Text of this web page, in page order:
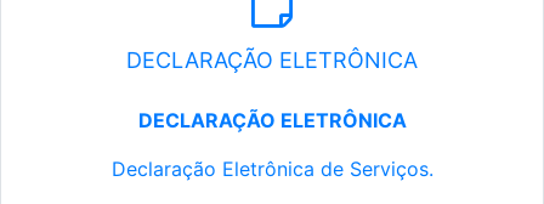
DECLARAÇÃO ELETRÔNICA
DECLARAÇÃO ELETRÔNICA
Declaração Eletrônica de Serviços.